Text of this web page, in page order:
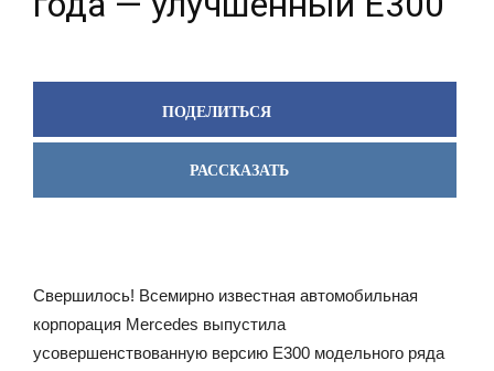
ПОДЕЛИТЬСЯ
РАССКАЗАТЬ
Свершилось! Всемирно известная автомобильная
корпорация Mercedes выпустила
усовершенствованную версию Е300 модельного ряда